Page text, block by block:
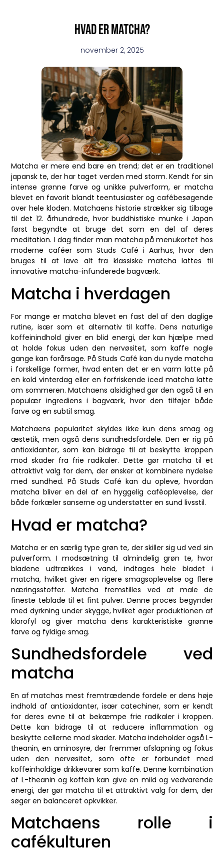
Hvad er matcha?
november 2, 2025
Matcha er mere end bare en trend; det er en traditionel
japansk te, der har taget verden med storm. Kendt for sin
intense grønne farve og unikke pulverform, er matcha
blevet en favorit blandt teentusiaster og cafébesøgende
over hele kloden. Matchaens historie strækker sig tilbage
til det 12. århundrede, hvor buddhistiske munke i Japan
først begyndte at bruge det som en del af deres
meditation. I dag finder man matcha på menukortet hos
moderne caféer som Studs Café i Aarhus, hvor den
bruges til at lave alt fra klassiske matcha lattes til
innovative matcha-infunderede bagværk.
Matcha i hverdagen
For mange er matcha blevet en fast del af den daglige
rutine, især som et alternativ til kaffe. Dens naturlige
koffeinindhold giver en blid energi, der kan hjælpe med
at holde fokus uden den nervøsitet, som kaffe nogle
gange kan forårsage. På Studs Café kan du nyde matcha
i forskellige former, hvad enten det er en varm latte på
en kold vinterdag eller en forfriskende iced matcha latte
om sommeren. Matchaens alsidighed gør den også til en
populær ingrediens i bagværk, hvor den tilføjer både
farve og en subtil smag.
Matchaens popularitet skyldes ikke kun dens smag og
æstetik, men også dens sundhedsfordele. Den er rig på
antioxidanter, som kan bidrage til at beskytte kroppen
mod skader fra frie radikaler. Dette gør matcha til et
attraktivt valg for dem, der ønsker at kombinere nydelse
med sundhed. På Studs Café kan du opleve, hvordan
matcha bliver en del af en hyggelig caféoplevelse, der
både forkæler sanserne og understøtter en sund livsstil.
Hvad er matcha?
Matcha er en særlig type grøn te, der skiller sig ud ved sin
pulverform. I modsætning til almindelig grøn te, hvor
bladene udtrækkes i vand, indtages hele bladet i
matcha, hvilket giver en rigere smagsoplevelse og flere
næringsstoffer. Matcha fremstilles ved at male de
fineste teblade til et fint pulver. Denne proces begynder
med dyrkning under skygge, hvilket øger produktionen af
klorofyl og giver matcha dens karakteristiske grønne
farve og fyldige smag.
Sundhedsfordele ved
matcha
En af matchas mest fremtrædende fordele er dens høje
indhold af antioxidanter, især catechiner, som er kendt
for deres evne til at bekæmpe frie radikaler i kroppen.
Dette kan bidrage til at reducere inflammation og
beskytte cellerne mod skader. Matcha indeholder også L-
theanin, en aminosyre, der fremmer afslapning og fokus
uden den nervøsitet, som ofte er forbundet med
koffeinholdige drikkevarer som kaffe. Denne kombination
af L-theanin og koffein kan give en mild og vedvarende
energi, der gør matcha til et attraktivt valg for dem, der
søger en balanceret opkvikker.
Matchaens rolle i
cafékulturen